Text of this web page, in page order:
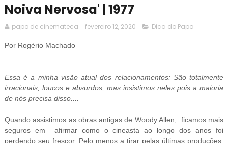
Noiva Nervosa' | 1977
papo de cinemateca fevereiro 12, 2020 Dica do Papo
Por Rogério Machado
Essa é a minha visão atual dos relacionamentos: São totalmente
irracionais, loucos e absurdos, mas insistimos neles pois a maioria
de nós precisa disso....
Quando assistimos as obras antigas de Woody Allen, ficamos mais
seguros em afirmar como o cineasta ao longo dos anos foi
perdendo seu frescor. Pelo menos a tirar pelas últimas produções,